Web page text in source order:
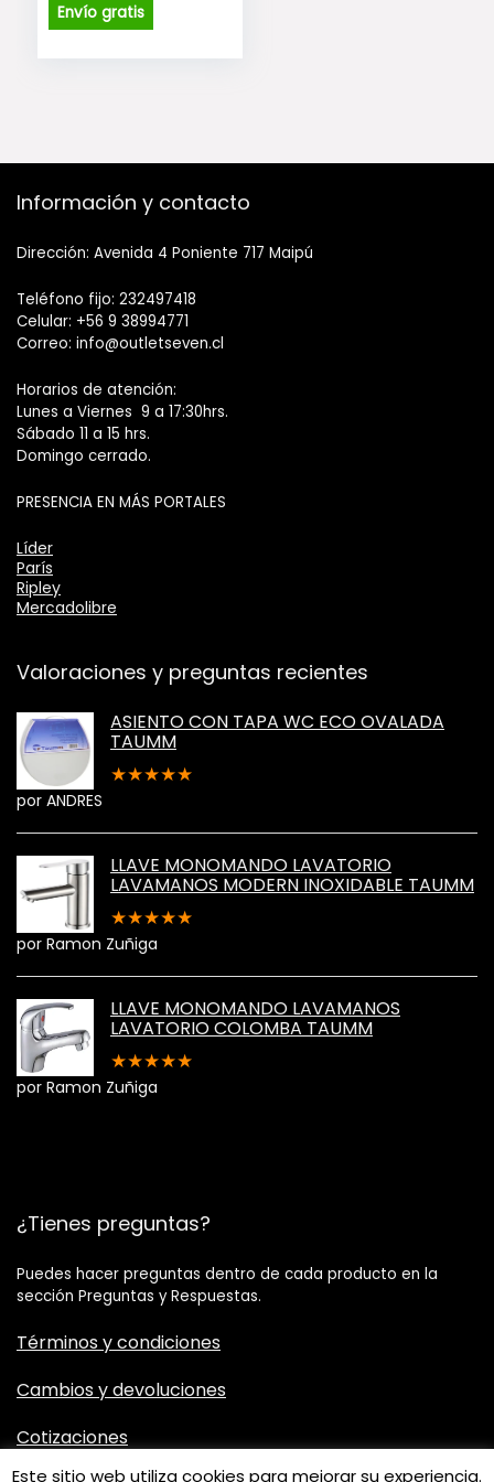
original
era:
$89.990.
es:
$79.990.
Envío gratis
Información y contacto
Dirección: Avenida 4 Poniente 717 Maipú
Teléfono fijo: 232497418
Celular: +56 9 38994771
Correo: info@outletseven.cl
Horarios de atención:
Lunes a Viernes 9 a 17:30hrs.
Sábado 11 a 15 hrs.
Domingo cerrado.
PRESENCIA EN MÁS PORTALES
Líder
París
Ripley
Mercadolibre
Valoraciones y preguntas recientes
ASIENTO CON TAPA WC ECO OVALADA
TAUMM
★★★★★
por ANDRES
LLAVE MONOMANDO LAVATORIO
LAVAMANOS MODERN INOXIDABLE TAUMM
★★★★★
por Ramon Zuñiga
LLAVE MONOMANDO LAVAMANOS
LAVATORIO COLOMBA TAUMM
★★★★★
por Ramon Zuñiga
¿Tienes preguntas?
Puedes hacer preguntas dentro de cada producto en la
sección Preguntas y Respuestas.
Términos y condiciones
Cambios y devoluciones
Cotizaciones​
Este sitio web utiliza cookies para mejorar su experiencia.